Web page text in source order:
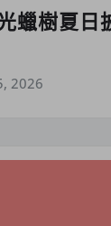
蠟樹夏日
2026